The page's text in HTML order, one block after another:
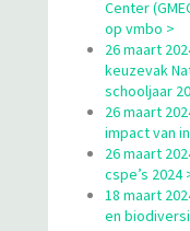
Center
op vmbo >
26 maart
keuzevak
schooljaar
26 maart
impact van
26 maart
cspe’s 2024
18 maart
en